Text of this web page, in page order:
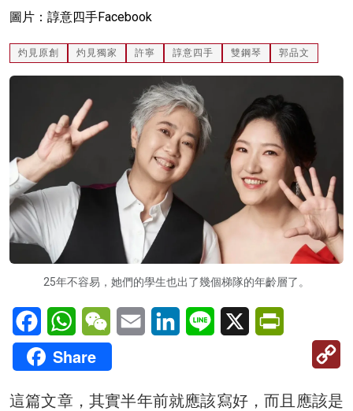
圖片：諄意四手Facebook
灼見原創 灼見獨家 許寧 諄意四手 雙鋼琴 郭品文
25年不容易，她們的學生也出了幾個梯隊的年齡層了。
FacebookWhatsAppWeChatEmail LinkedInLine X
Share
這篇文章，其實半年前就應該寫好，而且應該是